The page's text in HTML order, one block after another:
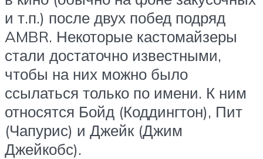
и т.п.) после двух побед подряд
AMBR. Некоторые кастомайзеры
стали достаточно известными,
чтобы на них можно было
ссылаться только по имени. К ним
относятся Бойд (Коддингтон), Пит
(Чапурис) и Джейк (Джим
Джейкобс).